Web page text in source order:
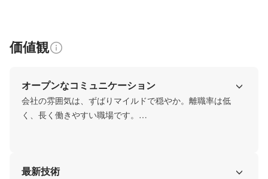
価値観
オープンなコミュニケーション
会社の雰囲気は、ずばりマイルドで穏やか。離職率は低
く、長く働きやすい職場です。
の実現に繋げていってほしいと考えています。社員50名弱
最新技術